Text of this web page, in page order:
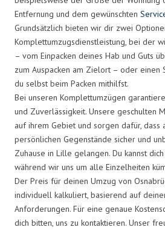
Entfernung und dem gewünschten
Grundsätzlich bieten wir dir zwei
Komplettumzugsdienstleistung, bei der
– vom Einpacken deines Hab und Guts
zum Auspacken am Zielort – oder einen
du selbst beim Packen mithilfst.
Bei unseren Komplettumzügen
und Zuverlässigkeit. Unsere geschulten
auf ihrem Gebiet und sorgen dafür,
persönlichen Gegenstände sicher und
Zuhause in Lille gelangen. Du kannst
während wir uns um alle Einzelheiten
Der Preis für deinen Umzug von
individuell kalkuliert, basierend auf
Anforderungen. Für eine genaue
dich bitten, uns zu kontaktieren. Unser